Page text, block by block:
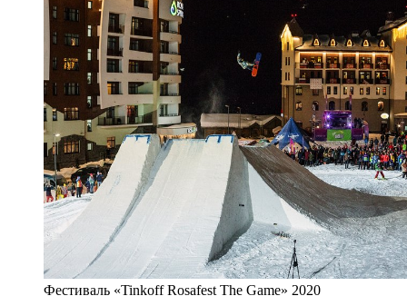
Фестиваль «Tinkoff Rosafest The Game» 2020